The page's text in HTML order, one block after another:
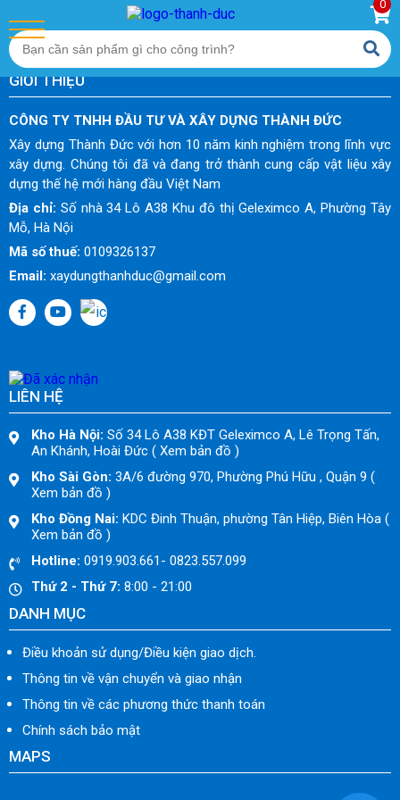
0
GIỚI THIỆU
CÔNG TY TNHH ĐẦU TƯ VÀ XÂY DỰNG THÀNH ĐỨC
Xây dựng Thành Đức với hơn 10 năm kinh nghiệm trong lĩnh vực
xây dựng. Chúng tôi đã và đang trở thành cung cấp vật liệu xây
dựng thế hệ mới hàng đầu Việt Nam
Địa chỉ: Số nhà 34 Lô A38 Khu đô thị Geleximco A, Phường Tây
Mỗ, Hà Nội
Mã số thuế: 0109326137
Email: xaydungthanhduc@gmail.com
LIÊN HỆ
Kho Hà Nội: Số 34 Lô A38 KĐT Geleximco A, Lê Trọng Tấn,
An Khánh, Hoài Đức ( Xem bản đồ )
Kho Sài Gòn: 3A/6 đường 970, Phường Phú Hữu , Quận 9 (
Xem bản đồ )
Kho Đồng Nai: KDC Đinh Thuận, phường Tân Hiệp, Biên Hòa (
Xem bản đồ )
Hotline: 0919.903.661- 0823.557.099
Thứ 2 - Thứ 7: 8:00 - 21:00
DANH MỤC
Điều khoản sử dụng/Điều kiện giao dịch.
Thông tin về vận chuyển và giao nhận
Thông tin về các phương thức thanh toán
Chính sách bảo mật
MAPS